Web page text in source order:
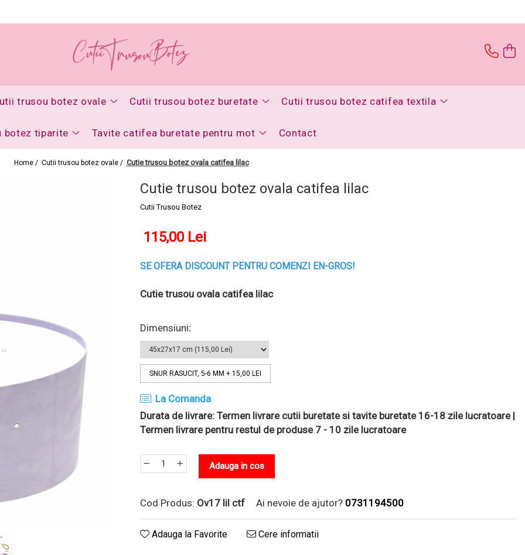
trusou botez ovale Cutii trusou botez buretate Cutii trusou botez catifea textila
botez tiparite Tavite catifea buretate pentru mot Contact
Home / Cutii trusou botez ovale / Cutie trusou botez ovala catifea lilac
Cutie trusou botez ovala catifea lilac
Cutii Trusou Botez
115,00 Lei
SE OFERA DISCOUNT PENTRU COMENZI EN-GROS!
Cutie trusou ovala catifea lilac
Dimensiuni:
SNUR RASUCIT, 5-6 MM + 15,00 LEI
La Comanda
Durata de livrare: Termen livrare cutii buretate si tavite buretate 16-18 zile lucratoare |
Termen livrare pentru restul de produse 7 - 10 zile lucratoare
Adauga in cos
Cod Produs: Ov17 lil ctf Ai nevoie de ajutor? 0731194500
Adauga la Favorite Cere informatii